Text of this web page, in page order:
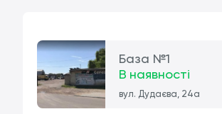
База №1
В наявності
вул. Дудаєва, 24а